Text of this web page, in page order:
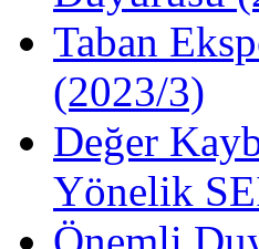
Taban
(2023/3)
Değer
Yönelik